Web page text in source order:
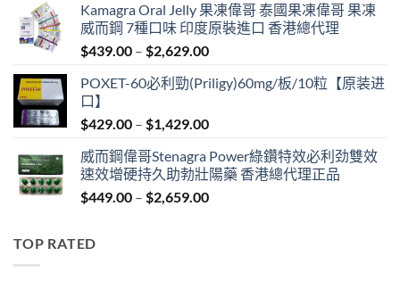
$429.00
through
$2,629.00
Kamagra Oral Jelly 果凍偉哥 泰國果凍偉哥 果凍
威而鋼 7種口味 印度原裝進口 香港總代理
$439.00 – $2,629.00Price
$439.00
$2,629.00
POXET-60必利勁(Priligy)60mg/板/10粒【原装进
口】
$429.00 – $1,429.00Price
$429.00
through
$1,429.00
威而鋼偉哥Stenagra Power綠鑽特效必利劲雙效
速效增硬持久助勃壯陽藥 香港總代理正品
$449.00 – $2,659.00Price
TOP RATED